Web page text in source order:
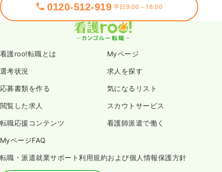
0120-512-919 平日9:00～18:00
看護roo!転職とは Myページ
選考状況 求人を探す
応募書類を作る 気になるリスト
閲覧した求人 スカウトサービス
転職応援コンテンツ 看護師派遣で働く
MyページFAQ
転職・派遣就業サポート利用規約および個人情報保護方針